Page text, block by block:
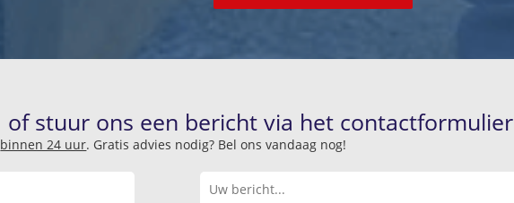
of stuur ons een bericht via het
binnen 24 uur. Gratis advies nodig? Bel ons vandaag nog!